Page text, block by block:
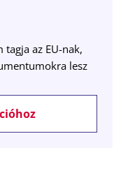
az EU-nak,
lesz